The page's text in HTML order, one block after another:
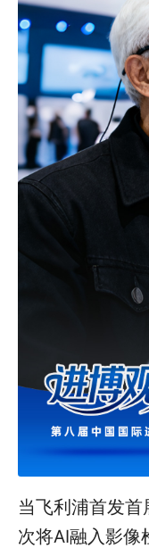
当飞利浦首发
次将AI融入影像